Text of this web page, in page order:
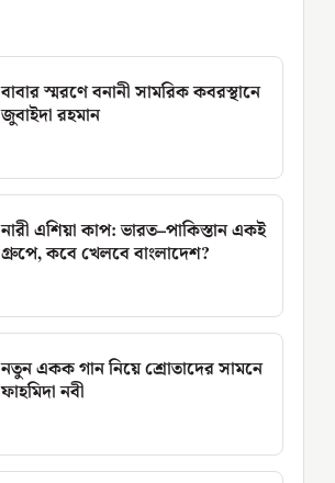
বাবার স্মরণে বনানী সামরিক কবরস্থানে
জুবাইদা রহমান
নারী এশিয়া কাপ: ভারত–পাকিস্তান একই
গ্রুপে, কবে খেলবে বাংলাদেশ?
নতুন একক গান নিয়ে শ্রোতাদের সামনে
ফাহমিদা নবী